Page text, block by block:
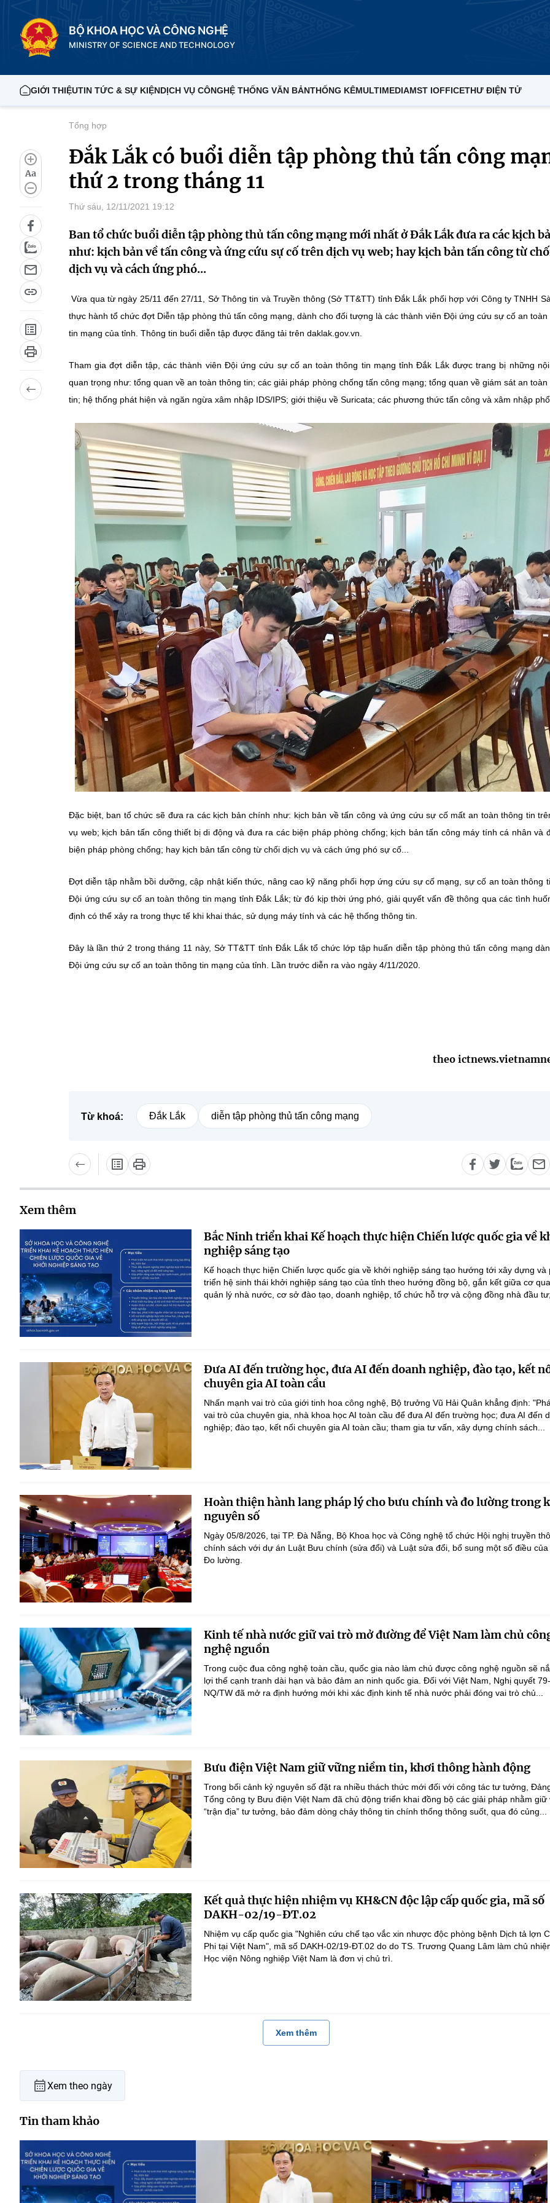
BỘ KHOA HỌC VÀ CÔNG NGHỆ
MINISTRY OF SCIENCE AND TECHNOLOGY
GIỚI THIỆUTIN TỨC & SỰ KIỆNDỊCH VỤ CÔNGHỆ THỐNG VĂN BẢNTHỐNG KÊMULTIMEDIAMST IOFFICETHƯ ĐIỆN TỬ
Aa
Tổng hợp
Đắk Lắk có buổi diễn tập phòng thủ tấn công
thứ 2 trong tháng 11
Thứ sáu, 12/11/2021 19:12
Ban tổ chức buổi diễn tập phòng thủ tấn công mạng mới nhất ở Đắk Lắk đưa ra các kịch
như: kịch bản về tấn công và ứng cứu sự cố trên dịch vụ web; hay kịch bản tấn công từ
dịch vụ và cách ứng phó...
Vừa qua từ ngày 25/11 đến 27/11, Sở Thông tin và Truyền thông (Sở TT&TT) tỉnh Đắk Lắk phối hợp với Công ty TNHH
thực hành tổ chức đợt Diễn tập phòng thủ tấn công mạng, dành cho đối tượng là các thành viên Đội ứng cứu sự cố an toàn
tin mạng của tỉnh. Thông tin buổi diễn tập được đăng tải trên daklak.gov.vn.
Tham gia đợt diễn tập, các thành viên Đội ứng cứu sự cố an toàn thông tin mạng tỉnh Đắk Lắk được trang bị những
quan trọng như: tổng quan về an toàn thông tin; các giải pháp phòng chống tấn công mạng; tổng quan về giám sát an toàn
tin; hệ thống phát hiện và ngăn ngừa xâm nhập IDS/IPS; giới thiệu về Suricata; các phương thức tấn công và xâm nhập phổ
Đặc biệt, ban tổ chức sẽ đưa ra các kịch bản chính như: kịch bản về tấn công và ứng cứu sự cố mất an toàn thông tin
vụ web; kịch bản tấn công thiết bị di động và đưa ra các biện pháp phòng chống; kịch bản tấn công máy tính cá nhân và
biện pháp phòng chống; hay kịch bản tấn công từ chối dịch vụ và cách ứng phó sự cố...
Đợt diễn tập nhằm bồi dưỡng, cập nhật kiến thức, nâng cao kỹ năng phối hợp ứng cứu sự cố mạng, sự cố an toàn thông
Đội ứng cứu sự cố an toàn thông tin mạng tỉnh Đắk Lắk; từ đó kịp thời ứng phó, giải quyết vấn đề thông qua các tình
định có thể xảy ra trong thực tế khi khai thác, sử dụng máy tính và các hệ thống thông tin.
Đây là lần thứ 2 trong tháng 11 này, Sở TT&TT tỉnh Đắk Lắk tổ chức lớp tập huấn diễn tập phòng thủ tấn công mạng
Đội ứng cứu sự cố an toàn thông tin mạng của tỉnh. Lần trước diễn ra vào ngày 4/11/2020.
theo
Từ khoá: Đắk Lắk diễn tập phòng thủ tấn công mạng
Xem thêm
Bắc Ninh triển khai Kế hoạch thực hiện Chiến lược quốc gia về
nghiệp sáng tạo
Kế hoạch thực hiện Chiến lược quốc gia về khởi nghiệp sáng tạo hướng tới xây dựng và
triển hệ sinh thái khởi nghiệp sáng tạo của tỉnh theo hướng đồng bộ, gắn kết giữa cơ
quản lý nhà nước, cơ sở đào tạo, doanh nghiệp, tổ chức hỗ trợ và cộng đồng nhà đầu
Đưa AI đến trường học, đưa AI đến doanh nghiệp, đào tạo, kết
chuyên gia AI toàn cầu
Nhấn mạnh vai trò của giới tinh hoa công nghệ, Bộ trưởng Vũ Hải Quân khẳng định:
vai trò của chuyên gia, nhà khoa học AI toàn cầu để đưa AI đến trường học; đưa AI đến
nghiệp; đào tạo, kết nối chuyên gia AI toàn cầu; tham gia tư vấn, xây dựng chính sách...
Hoàn thiện hành lang pháp lý cho bưu chính và đo lường trong
nguyên số
Ngày 05/8/2026, tại TP. Đà Nẵng, Bộ Khoa học và Công nghệ tổ chức Hội nghị truyền
chính sách với dự án Luật Bưu chính (sửa đổi) và Luật sửa đổi, bổ sung một số điều của
Đo lường.
Kinh tế nhà nước giữ vai trò mở đường để Việt Nam làm chủ
nghệ nguồn
Trong cuộc đua công nghệ toàn cầu, quốc gia nào làm chủ được công nghệ nguồn sẽ
lợi thế cạnh tranh dài hạn và bảo đảm an ninh quốc gia. Đối với Việt Nam, Nghị quyết 79-
NQ/TW đã mở ra định hướng mới khi xác định kinh tế nhà nước phải đóng vai trò chủ...
Bưu điện Việt Nam giữ vững niềm tin, khơi thông hành động
Trong bối cảnh kỷ nguyên số đặt ra nhiều thách thức mới đối với công tác tư tưởng,
Tổng công ty Bưu điện Việt Nam đã chủ động triển khai đồng bộ các giải pháp nhằm giữ
“trận địa” tư tưởng, bảo đảm dòng chảy thông tin chính thống thông suốt, qua đó củng...
Kết quả thực hiện nhiệm vụ KH&CN độc lập cấp quốc gia, mã số
DAKH-02/19-ĐT.02
Nhiệm vụ cấp quốc gia "Nghiên cứu chế tạo vắc xin nhược độc phòng bệnh Dịch tả lợn
Phi tại Việt Nam", mã số DAKH-02/19-ĐT.02 do do TS. Trương Quang Lâm làm chủ
Học viện Nông nghiệp Việt Nam là đơn vị chủ trì.
Xem thêm
Xem theo ngày
Tin tham khảo